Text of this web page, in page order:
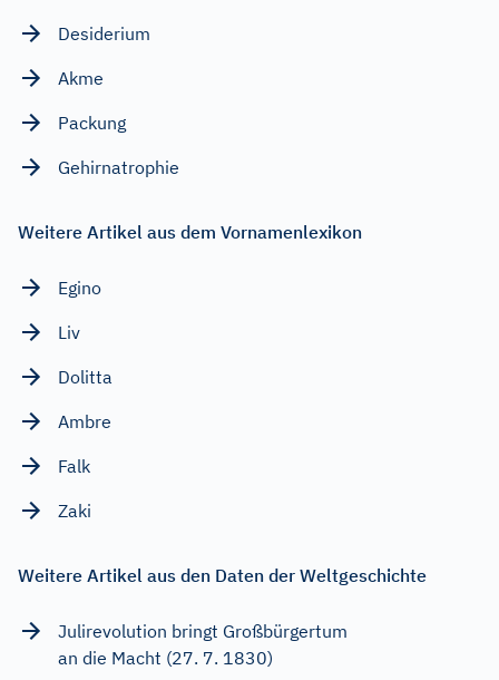
Desiderium
Akme
Packung
Gehirnatrophie
Weitere Artikel aus dem Vornamenlexikon
Egino
Liv
Dolitta
Ambre
Falk
Zaki
Weitere Artikel aus den Daten der Weltgeschichte
Julirevolution bringt Großbürgertum
an die Macht (27. 7. 1830)